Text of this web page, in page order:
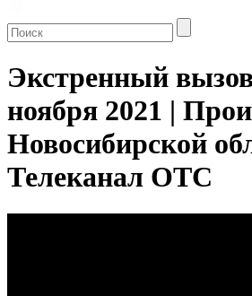
Экстренный
ноября 2021 |
Новосибирской
Телеканал ОТС